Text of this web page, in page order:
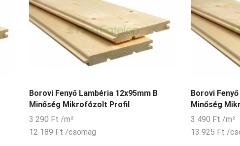
Borovi Fenyő Lambéria 12x95mm B
Minőség Mikrofózolt Profil
3 290 Ft /m²
12 189 Ft /csomag
Borovi
Minőség
3 490 Ft /m²
13 925 Ft /